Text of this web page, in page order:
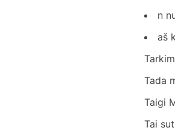
n
aš
Tada
Taigi
Tai